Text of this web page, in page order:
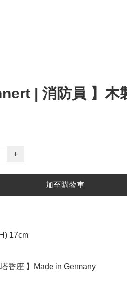
| 消防員 】木
+
加至購物車
17cm
塔香座 】Made in Germany